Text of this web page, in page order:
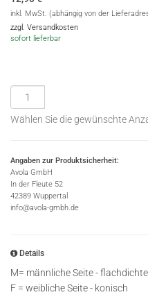
inkl. MwSt. (abhängig von der
zzgl. Versandkosten
sofort lieferbar
Wählen Sie die gewünschte
Angaben zur Produktsicherheit:
Avola GmbH
In der Fleute 52
42389 Wuppertal
info@avola-gmbh.de
Details
M= männliche Seite -
F = weibliche Seite - konisch